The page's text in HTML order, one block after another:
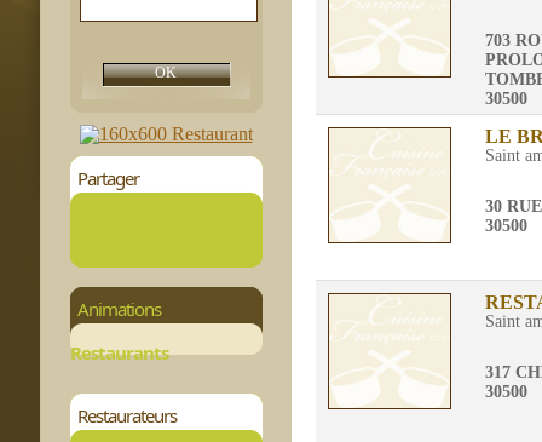
Partager
Animations
Restaurants
Restaurateurs
703
30500
LE
Saint
30
30500
Saint
317
30500